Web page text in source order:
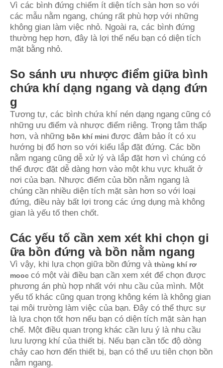
Vì các bình đứng chiếm ít diện tích sàn hơn so với
các mẫu nằm ngang, chúng rất phù hợp với những
không gian làm việc nhỏ. Ngoài ra, các bình đứng
thường hẹp hơn, đây là lợi thế nếu bạn có diện tích
mặt bằng nhỏ.
So sánh ưu nhược điểm giữa bình
chứa khí dạng ngang và dạng đứn
g
Tương tự, các bình chứa khí nén dạng ngang cũng có
những ưu điểm và nhược điểm riêng. Trọng tâm thấp
hơn, và những bồn khí mini được đảm bảo ít có xu
hướng bị đổ hơn so với kiểu lắp đặt đứng. Các bồn
nằm ngang cũng dễ xử lý và lắp đặt hơn vì chúng có
thể được đặt dễ dàng hơn vào một khu vực khuất ở
nơi của bạn. Nhược điểm của bồn nằm ngang là
chúng cần nhiều diện tích mặt sàn hơn so với loại
đứng, điều này bất lợi trong các ứng dụng mà không
gian là yếu tố then chốt.
Các yếu tố cần xem xét khi chọn gi
ữa bồn đứng và bồn nằm ngang
Vì vậy, khi lựa chọn giữa bồn đứng và thùng khí rơ
mooc có một vài điều bạn cần xem xét để chọn được
phương án phù hợp nhất với nhu cầu của mình. Một
yếu tố khác cũng quan trọng không kém là không gian
tại môi trường làm việc của bạn. Đây có thể thực sự
là lựa chọn tốt hơn nếu bạn có diện tích mặt sàn hạn
chế. Một điều quan trọng khác cần lưu ý là nhu cầu
lưu lượng khí của thiết bị. Nếu bạn cần tốc độ dòng
chảy cao hơn đến thiết bị, bạn có thể ưu tiên chọn bồn
nằm ngang.